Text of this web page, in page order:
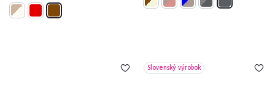
Slovenský výrobok